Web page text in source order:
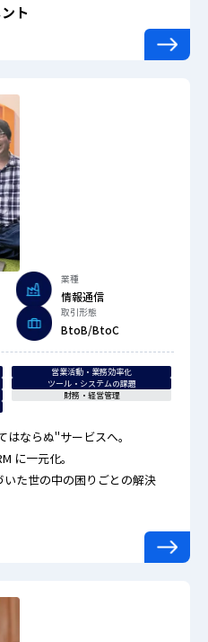
ト
業種
情報通信
取引形態
BtoB/BtoC
営業活動・業務効率化
ツール・システムの課題
財務・経営管理
ならぬ"サービスへ。
に一元化。
た世の中の困りごとの解決